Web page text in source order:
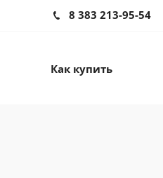
8 383 213-95-54
Как купить